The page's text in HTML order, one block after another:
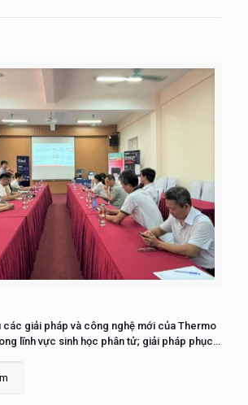
các giải pháp và công nghệ mới của Thermo
lĩnh vực sinh học phân tử; giải pháp phục